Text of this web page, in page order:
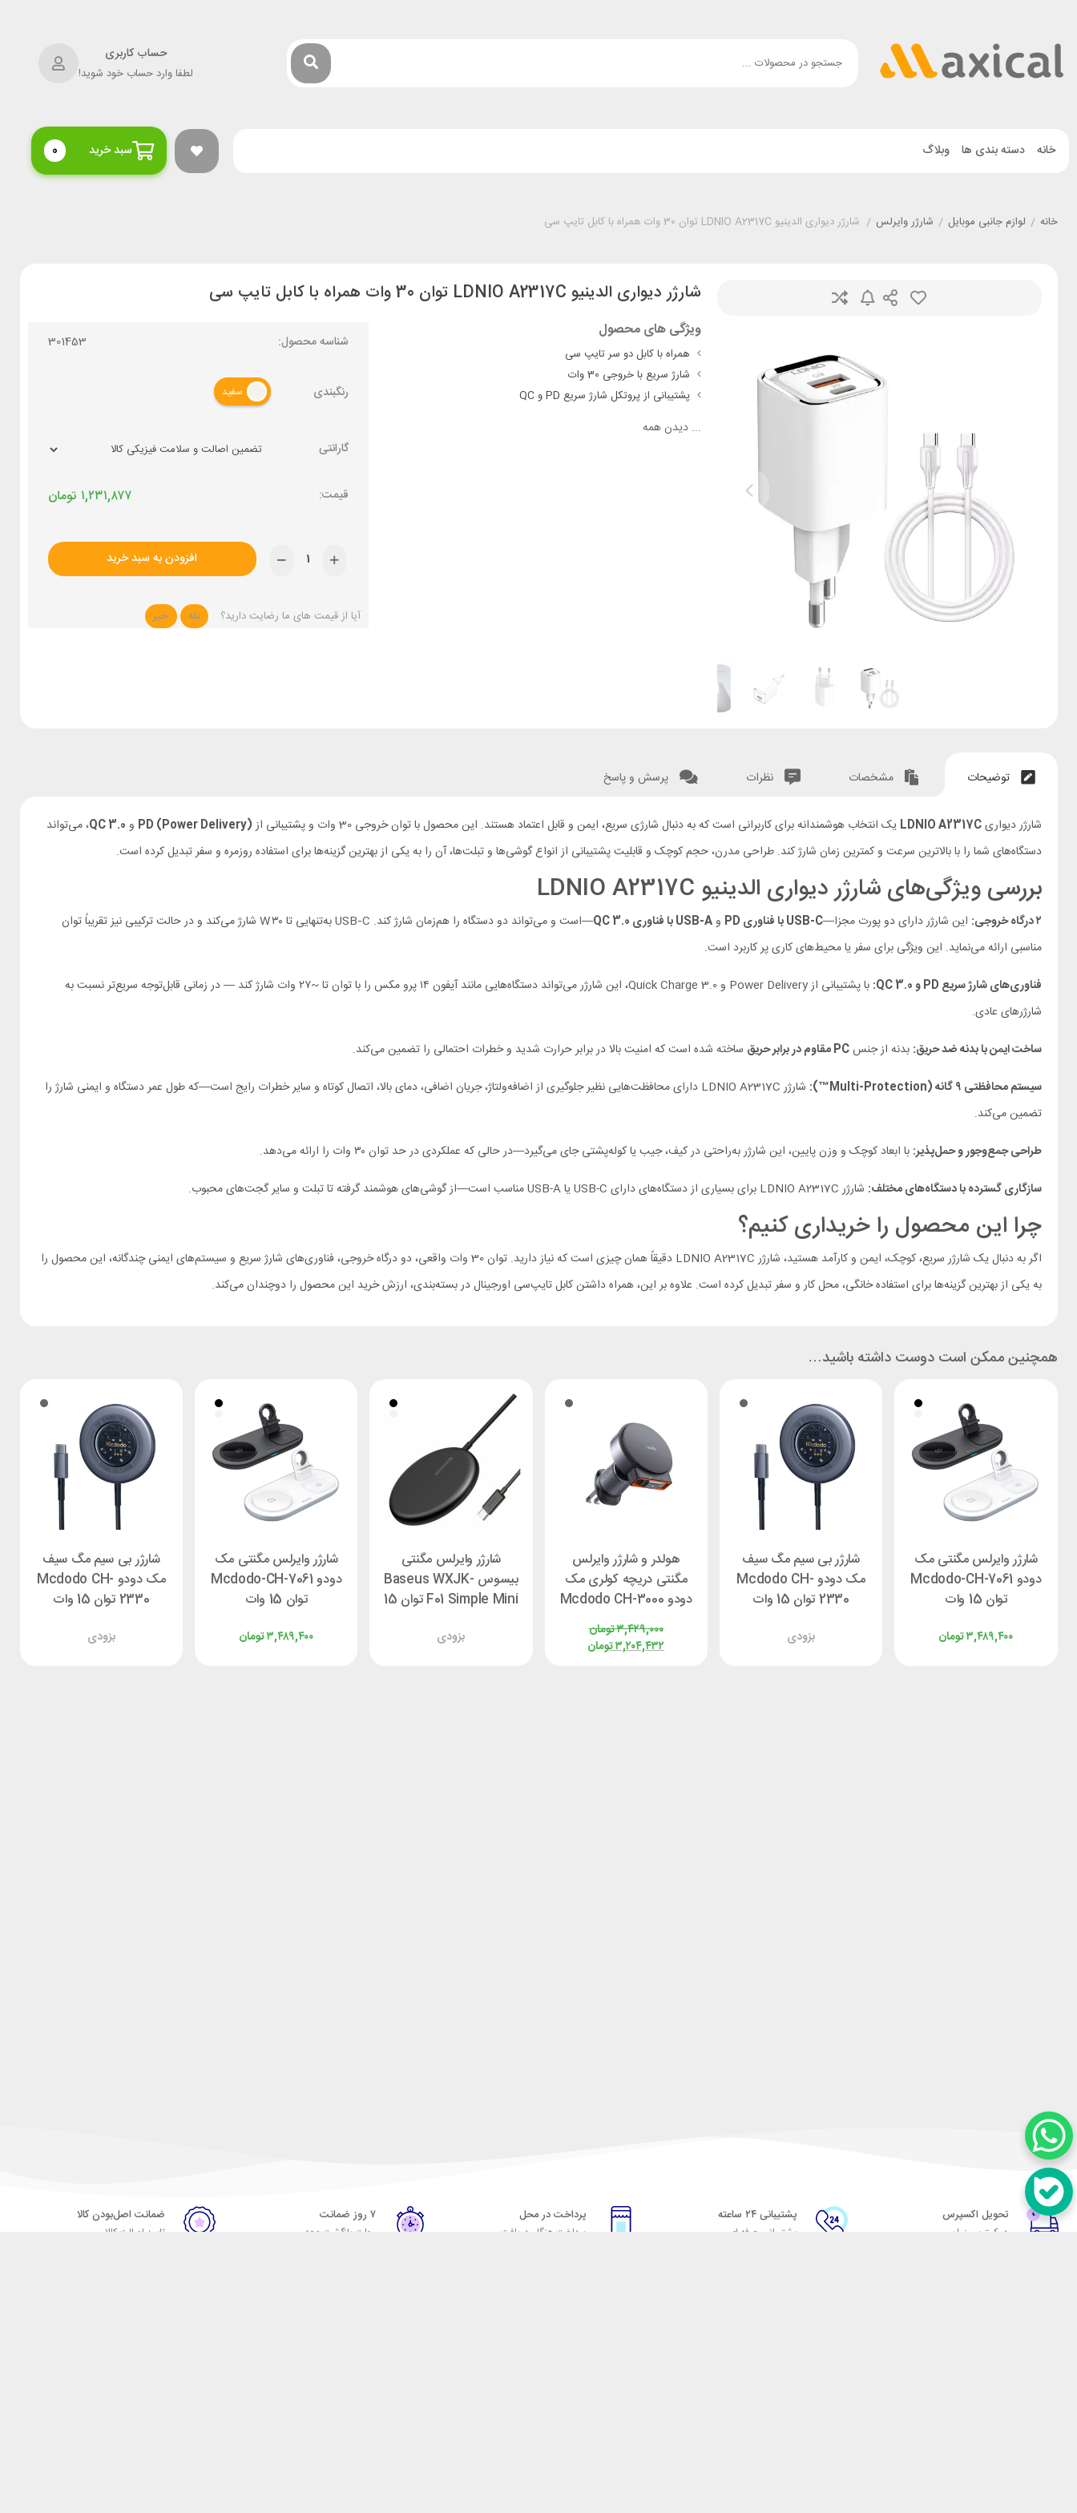
حساب کاربری
لطفا وارد حساب خود شوید!
خانه دسته بندی ها وبلاگ سبد خرید 0
خانه / لوازم جانبی موبایل / شارژر وایرلس / شارژر دیواری الدینیو LDNIO A2317C توان 30 وات همراه با کابل تایپ سی
شارژر دیواری الدینیو LDNIO A2317C توان 30 وات همراه با کابل تایپ سی
ویژگی های محصول
همراه با کابل دو سر تایپ سی
شارژ سریع با خروجی 30 وات
پشتیبانی از پروتکل‌ شارژ سریع PD و QC
...دیدن همه
شناسه محصول: 301453
رنگبندی سفید
گارانتی
تومان ۱,۲۳۱,۸۷۷
افزودن به سبد خرید
آیا از قیمت های ما رضایت دارید؟ بله خیر
توضیحات مشخصات نظرات پرسش و پاسخ
شارژر دیواریLDNIO A2317C یک انتخاب هوشمندانه برای کاربرانی است که به دنبال شارژی سریع، ایمن و قابل اعتماد هستند. این محصول با توان خروجی 30 وات و پشتیبانی از PD (Power Delivery) و QC 3.0، می‌تواند
دستگاه‌های شما را با بالاترین سرعت و کمترین زمان شارژ کند. طراحی مدرن، حجم کوچک و قابلیت پشتیبانی از انواع گوشی‌ها و تبلت‌ها، آن را به یکی از بهترین گزینه‌ها برای استفاده روزمره و سفر تبدیل کرده است.
بررسی ویژگی‌های شارژر دیواری الدینیو LDNIO A2317C
۲ درگاه خروجی: این شارژر دارای دو پورت مجزا—USB-C با فناوری PD وUSB-A با فناوری QC 3.0
—است و می‌تواند دو دستگاه را هم‌زمان شارژ کند. USB‑C به‌تنهایی تا ۳۰ W شارژ می‌کند و در حالت ترکیبی نیز تقریباً توان
مناسبی ارائه می‌نماید. این ویژگی برای سفر یا محیط‌های کاری پر کاربرد است.
فناوری‌های شارژ سریع PD و QC 3.0:
با پشتیبانی از Power Delivery و Quick Charge 3.0، این شارژر می‌تواند دستگاه‌هایی مانند آیفون ۱۴ پرو مکس را با توان تا ~۲۷ وات شارژ کند ‫—‬ در زمانی قابل‌توجه سریع‌تر نسبت به
شارژرهای عادی.
ساخت ایمن با بدنه ضد حریق: بدنه از جنسPC مقاوم در برابر حریق
ساخته شده است که امنیت بالا در برابر حرارت شدید و خطرات احتمالی را تضمین می‌کند.
سیستم محافظتی ۹ گانه (Multi-Protection™):
شارژر LDNIO A2317C
دارای محافظت‌هایی نظیر جلوگیری از اضافه‌ولتاژ، جریان اضافی، دمای بالا، اتصال کوتاه و سایر خطرات رایج است—که طول عمر دستگاه و ایمنی شارژ را
تضمین می‌کند.
طراحی جمع‌وجور و حمل‌پذیر: با ابعاد کوچک و وزن پایین، این شارژر به‌راحتی در کیف، جیب یا کوله‌پشتی جای می‌گیرد—در حالی که عملکردی در حد توان ۳۰ وات را ارائه می‌دهد.
سازگاری گسترده با دستگاه‌های مختلف: شارژر LDNIO A2317C برای بسیاری از دستگاه‌های دارای USB-C یا USB-A مناسب است—از گوشی‌های هوشمند گرفته تا تبلت و سایر گجت‌های محبوب.
چرا این محصول را خریداری کنیم؟
اگر به دنبال یک شارژر سریع، کوچک، ایمن و کارآمد هستید، شارژر LDNIO A2317C دقیقاً همان چیزی است که نیاز دارید. توان 30 وات واقعی، دو درگاه خروجی، فناوری‌های شارژ سریع و سیستم‌های ایمنی چندگانه، این محصول را
به یکی از بهترین گزینه‌ها برای استفاده خانگی، محل کار و سفر تبدیل کرده است. علاوه بر این، همراه داشتن کابل تایپ‌سی اورجینال در بسته‌بندی، ارزش خرید این محصول را دوچندان می‌کند.
همچنین ممکن است دوست داشته باشید…
شارژر وایرلس مگنتی مک
دودو Mcdodo-CH-7061
توان 15 وات
تومان۳,۴۸۹,۴۰۰
شارژر بی سیم مگ سیف
مک دودو Mcdodo CH-
2330 توان 15 وات
بزودی
هولدر و شارژر وایرلس
مگنتی دریچه کولری مک
دودو Mcdodo CH-3000
توان 15 وات
تومان۳,۴۲۹,۰۰۰
تومان۳,۲۰۴,۴۳۲
شارژر وایرلس مگنتی
بیسوس Baseus WXJK-
F01 Simple Mini توان 15
بزودی
شارژر وایرلس مگنتی مک
دودو Mcdodo-CH-7061
توان 15 وات
تومان۳,۴۸۹,۴۰۰
شارژر بی سیم مگ سیف
مک دودو Mcdodo CH-
2330 توان 15 وات
بزودی
تحویل اکسپرس
در کمترین زمان
پشتیبانی ۲۴ ساعته
پشتیبانی حرفه ای
پرداخت در محل
پرداخت هنگام دریافت
۷ روز ضمانت
مهلت بازگشت وجه
ضمانت اصل‌بودن کالا
تایید اصالت کالا